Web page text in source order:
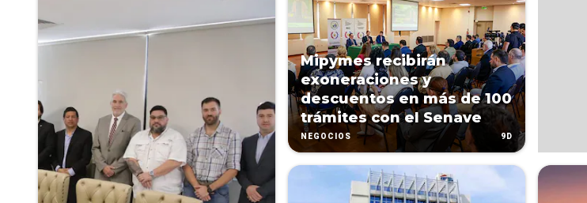
Mipymes recibirán
exoneraciones y
descuentos en más de 100
trámites con el Senave
NEGOCIOS 9D